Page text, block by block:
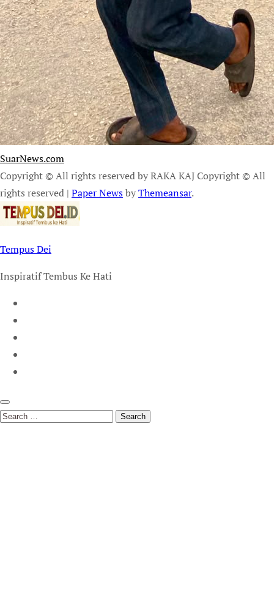
SuarNews.com
Copyright © All rights reserved by RAKA KAJ Copyright © All
rights reserved | Paper NewsbyThemeansar.
Tempus Dei
Inspiratif Tembus Ke Hati
Search